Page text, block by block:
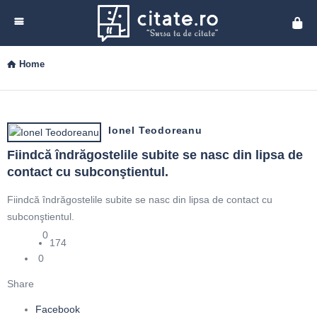
Home
Ionel Teodoreanu
Fiindcă îndrăgostelile subite se nasc din lipsa de
contact cu subconştientul.
Fiindcă îndrăgostelile subite se nasc din lipsa de contact cu
subconştientul.
0
174
0
Share
Facebook